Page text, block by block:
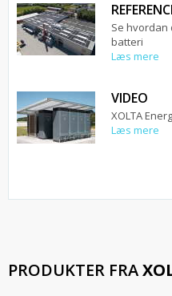
Se hvordan
batteri
Læs mere
VIDEO
XOLTA
Læs mere
PRODUKTER FRA